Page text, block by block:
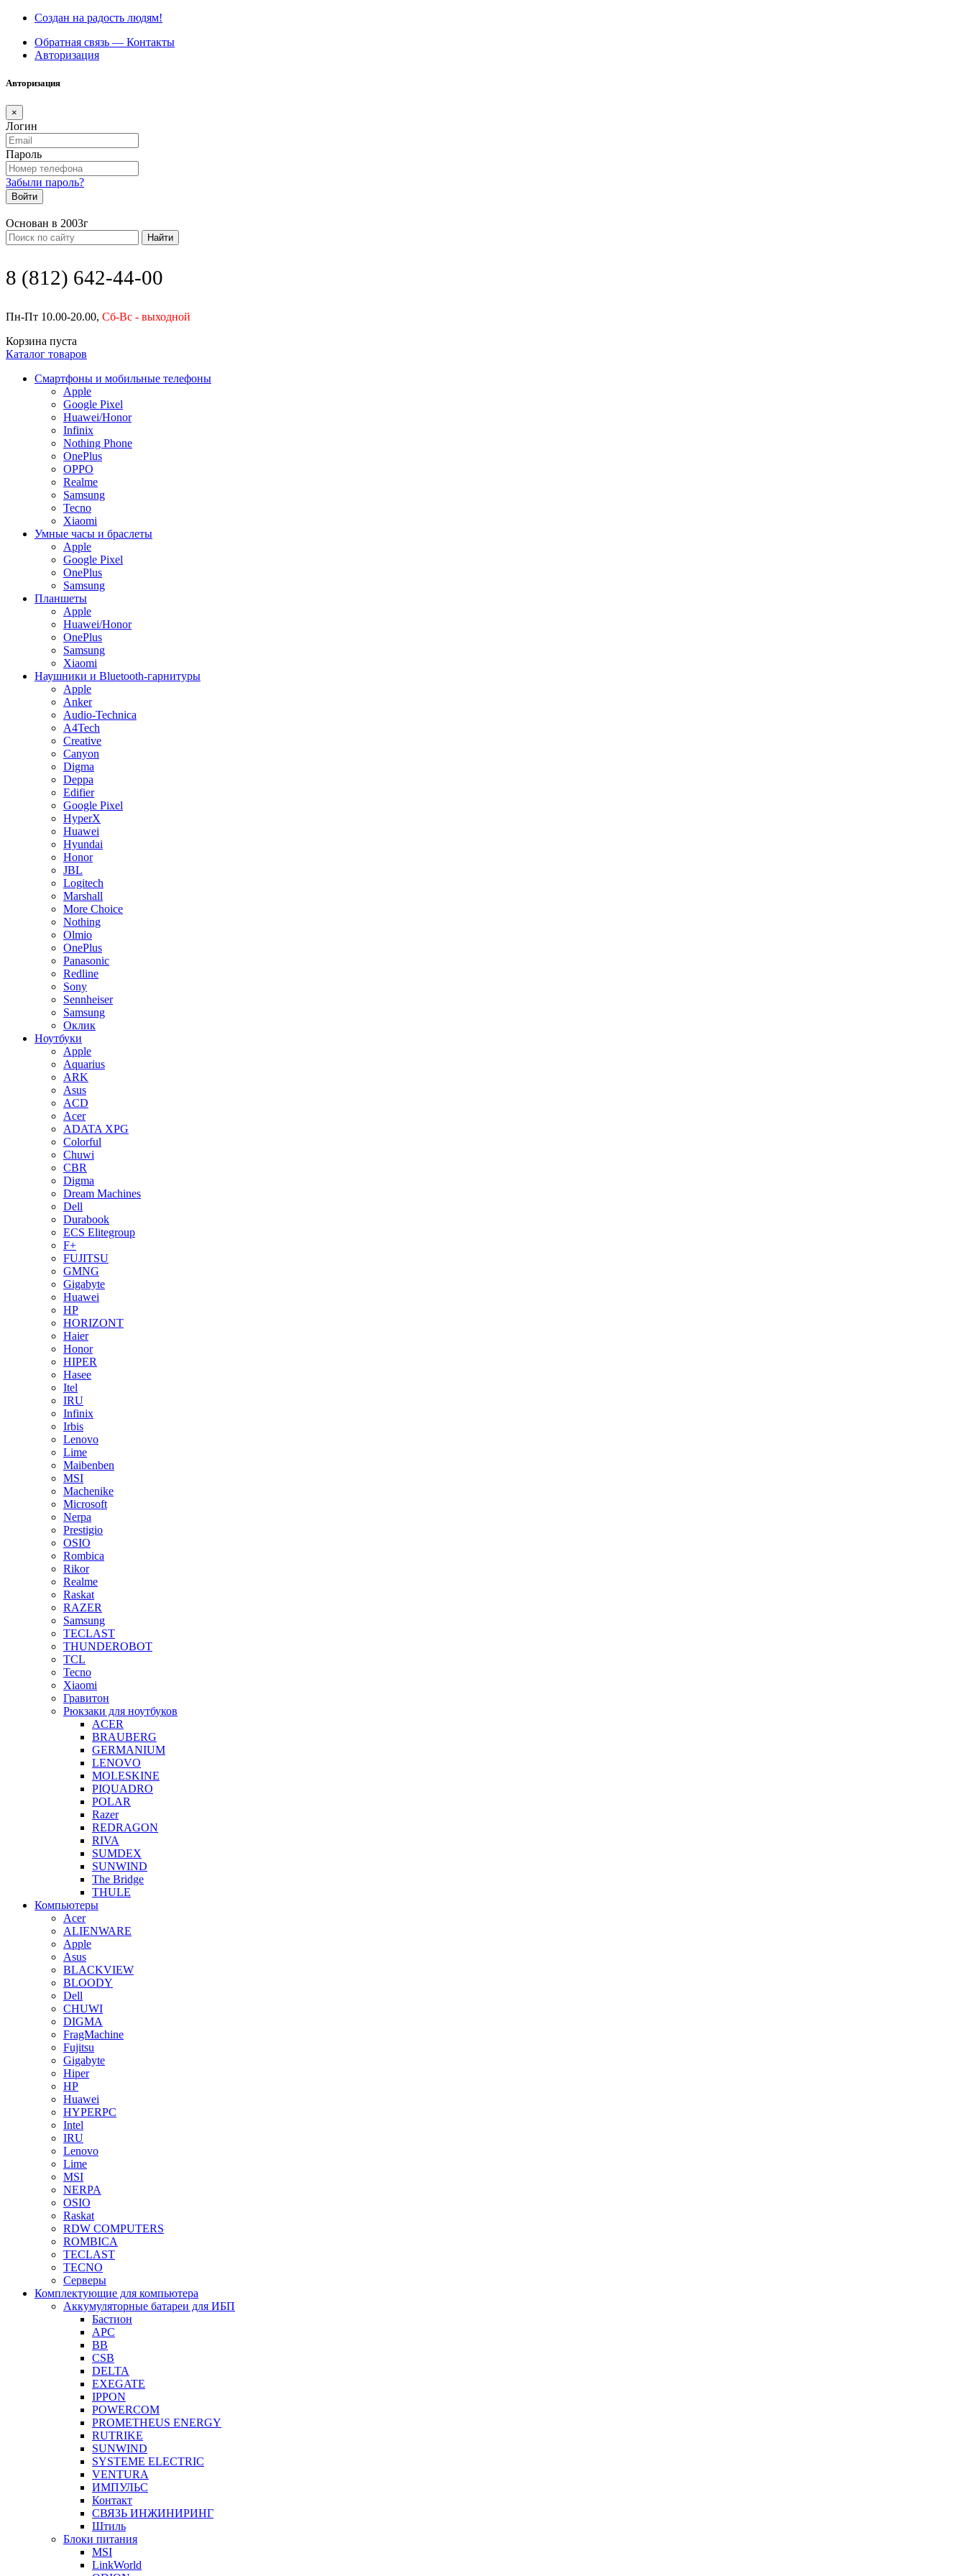
Создан на радость людям!
Обратная связь — Контакты
Авторизация
Авторизация
×
Логин
Пароль
Забыли пароль?
Войти
Основан в 2003г
Найти
8 (812) 642-44-00
Пн-Пт 10.00-20.00, Сб-Вс - выходной
Корзина пуста
Каталог товаров
Смартфоны и мобильные телефоны
Apple
Google Pixel
Huawei/Honor
Infinix
Nothing Phone
OnePlus
OPPO
Realme
Samsung
Tecno
Xiaomi
Умные часы и браслеты
Apple
Google Pixel
OnePlus
Samsung
Планшеты
Apple
Huawei/Honor
OnePlus
Samsung
Xiaomi
Наушники и Bluetooth-гарнитуры
Apple
Anker
Audio-Technica
A4Tech
Creative
Canyon
Digma
Deppa
Edifier
Google Pixel
HyperX
Huawei
Hyundai
Honor
JBL
Logitech
Marshall
More Choice
Nothing
Olmio
OnePlus
Panasonic
Redline
Sony
Sennheiser
Samsung
Оклик
Ноутбуки
Apple
Aquarius
ARK
Asus
ACD
Acer
ADATA XPG
Colorful
Chuwi
CBR
Digma
Dream Machines
Dell
Durabook
ECS Elitegroup
F+
FUJITSU
GMNG
Gigabyte
Huawei
HP
HORIZONT
Haier
Honor
HIPER
Hasee
Itel
IRU
Infinix
Irbis
Lenovo
Lime
Maibenben
MSI
Machenike
Microsoft
Nerpa
Prestigio
OSIO
Rombica
Rikor
Realme
Raskat
RAZER
Samsung
TECLAST
THUNDEROBOT
TCL
Tecno
Xiaomi
Гравитон
Рюкзаки для ноутбуков
ACER
BRAUBERG
GERMANIUM
LENOVO
MOLESKINE
PIQUADRO
POLAR
Razer
REDRAGON
RIVA
SUMDEX
SUNWIND
The Bridge
THULE
Компьютеры
Acer
ALIENWARE
Apple
Asus
BLACKVIEW
BLOODY
Dell
CHUWI
DIGMA
FragMachine
Fujitsu
Gigabyte
Hiper
HP
Huawei
HYPERPC
Intel
IRU
Lenovo
Lime
MSI
NERPA
OSIO
Raskat
RDW COMPUTERS
ROMBICA
TECLAST
TECNO
Серверы
Комплектующие для компьютера
Аккумуляторные батареи для ИБП
Бастион
APC
BB
CSB
DELTA
EXEGATE
IPPON
POWERCOM
PROMETHEUS ENERGY
RUTRIKE
SUNWIND
SYSTEME ELECTRIC
VENTURA
ИМПУЛЬС
Контакт
СВЯЗЬ ИНЖИНИРИНГ
Штиль
Блоки питания
MSI
LinkWorld